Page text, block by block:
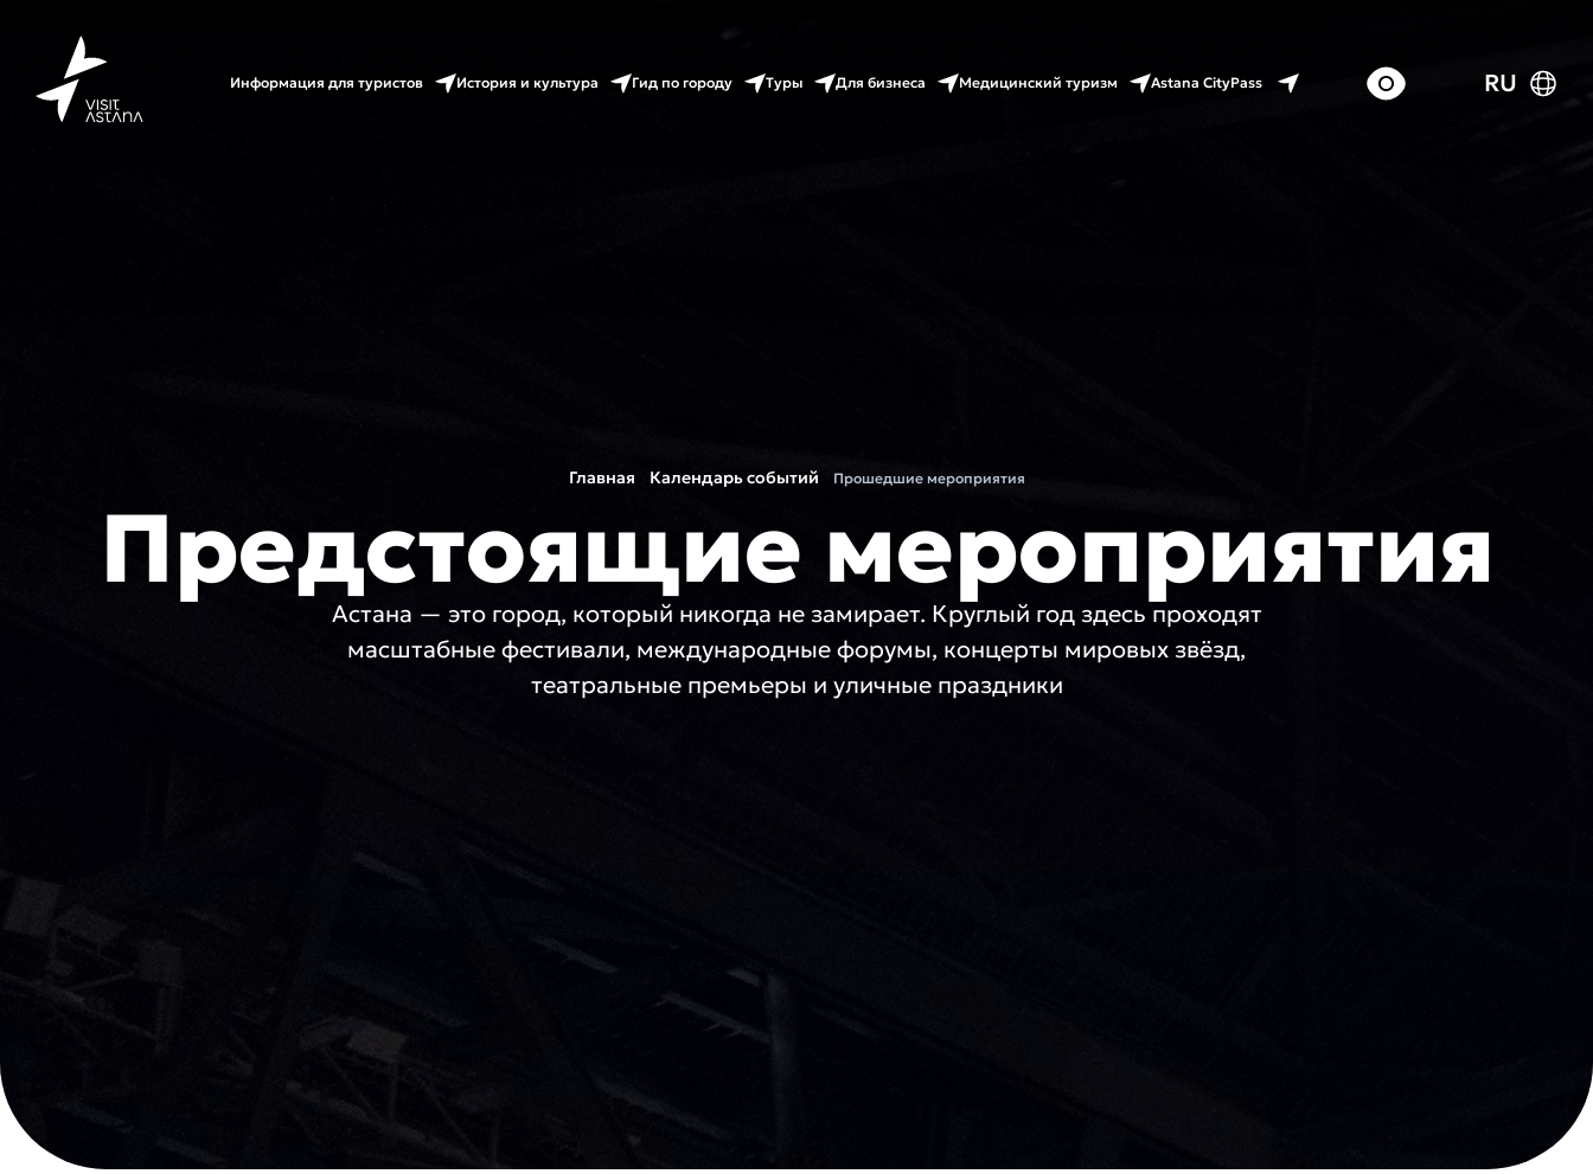
Информация для туристов История и культура Гид по городу Туры Для бизнеса Медицинский туризм Astana CityPass RU
Главная Календарь событий Прошедшие мероприятия
Предстоящие мероприятия
Астана — это город, который никогда не замирает. Круглый год здесь проходят
масштабные фестивали, международные форумы, концерты мировых звёзд,
театральные премьеры и уличные праздники